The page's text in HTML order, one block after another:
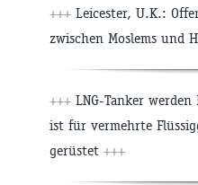
+++ Leicester, U.K.:
zwischen Moslems und
+++ LNG-Tanker
ist für vermehrte
gerüstet +++